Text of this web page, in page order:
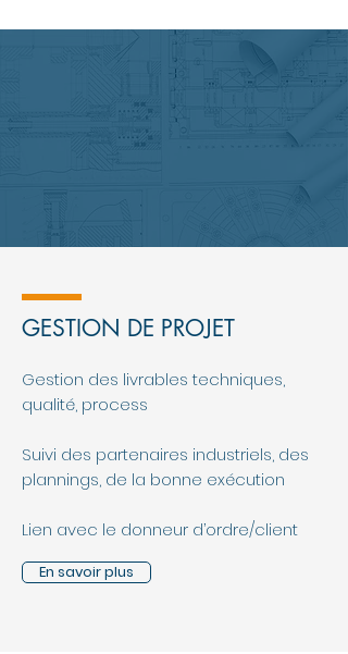
GESTION DE PROJET
Gestion des livrables techniques,
qualité, process
Suivi des partenaires industriels, des
plannings, de la bonne exécution
Lien avec le donneur d’ordre/client
En savoir plus